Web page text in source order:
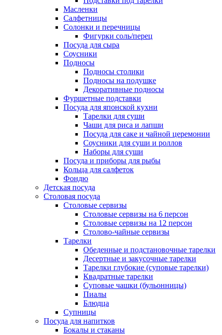
Масленки
Салфетницы
Солонки и перечницы
Фигурки соль/перец
Посуда для сыра
Соусники
Подносы
Подносы столики
Подносы на подушке
Декоративные подносы
Фуршетные подставки
Посуда для японской кухни
Тарелки для суши
Чаши для риса и лапши
Посуда для саке и чайной церемонии
Соусники для суши и роллов
Наборы для суши
Посуда и приборы для рыбы
Кольца для салфеток
Фондю
Детская посуда
Столовая посуда
Столовые сервизы
Столовые сервизы на 6 персон
Столовые сервизы на 12 персон
Столово-чайные сервизы
Тарелки
Обеденные и подстановочные тарелки
Десертные и закусочные тарелки
Тарелки глубокие (суповые тарелки)
Квадратные тарелки
Суповые чашки (бульонницы)
Пиалы
Блюдца
Супницы
Посуда для напитков
Бокалы и стаканы